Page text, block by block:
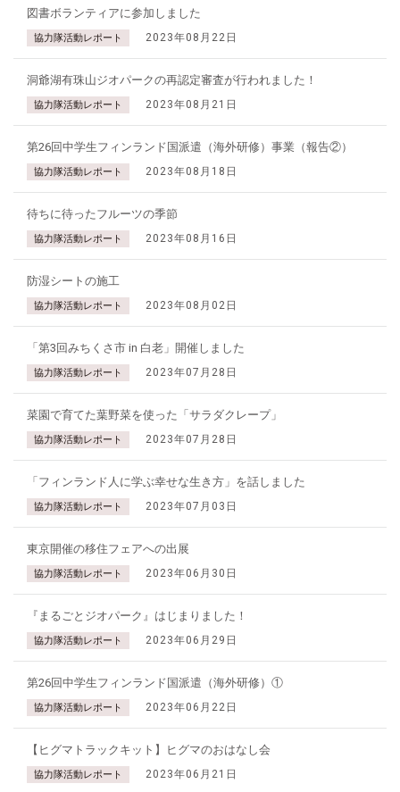
図書ボランティアに参加しました
協力隊活動レポート 2023年08月22日
洞爺湖有珠山ジオパークの再認定審査が行われました！
協力隊活動レポート 2023年08月21日
第26回中学生フィンランド国派遣（海外研修）事業（報告②）
協力隊活動レポート 2023年08月18日
待ちに待ったフルーツの季節
協力隊活動レポート 2023年08月16日
防湿シートの施工
協力隊活動レポート 2023年08月02日
「第3回みちくさ市 in 白老」開催しました
協力隊活動レポート 2023年07月28日
菜園で育てた葉野菜を使った「サラダクレープ」
協力隊活動レポート 2023年07月28日
「フィンランド人に学ぶ幸せな生き方」を話しました
協力隊活動レポート 2023年07月03日
東京開催の移住フェアへの出展
協力隊活動レポート 2023年06月30日
『まるごとジオパーク』はじまりました！
協力隊活動レポート 2023年06月29日
第26回中学生フィンランド国派遣（海外研修）①
協力隊活動レポート 2023年06月22日
【ヒグマトラックキット】ヒグマのおはなし会
協力隊活動レポート 2023年06月21日